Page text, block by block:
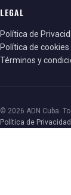
LEGAL
Política de
Política de cookies
Términos y
© 2026 ADN Cuba.
Política de Privacidad